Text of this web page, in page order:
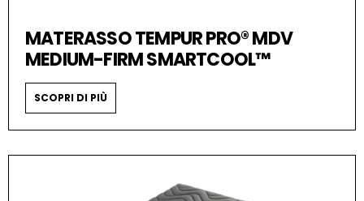
MATERASSO TEMPUR PRO® MDV
MEDIUM-FIRM SMARTCOOL™
SCOPRI DI PIÙ